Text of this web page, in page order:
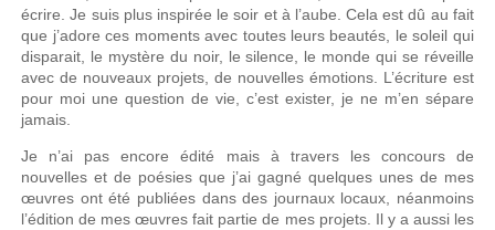
écrire. Je suis plus inspirée le soir et à l’aube. Cela est dû au fait
que j’adore ces moments avec toutes leurs beautés, le soleil qui
disparait, le mystère du noir, le silence, le monde qui se réveille
avec de nouveaux projets, de nouvelles émotions. L’écriture est
pour moi une question de vie, c’est exister, je ne m’en sépare
jamais.
Je n’ai pas encore édité mais à travers les concours de
nouvelles et de poésies que j’ai gagné quelques unes de mes
œuvres ont été publiées dans des journaux locaux, néanmoins
l’édition de mes œuvres fait partie de mes projets. Il y a aussi les